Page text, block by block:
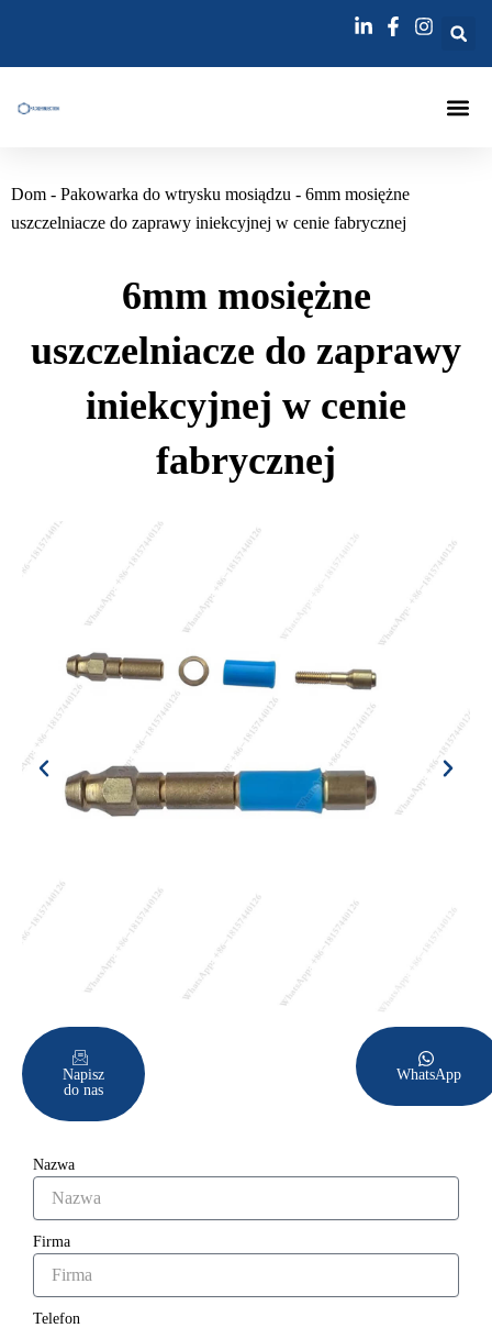
treści
Dom - Pakowarka do wtrysku mosiądzu - 6mm mosiężne
uszczelniacze do zaprawy iniekcyjnej w cenie fabrycznej
6mm mosiężne
uszczelniacze do zaprawy
iniekcyjnej w cenie
fabrycznej
Napisz
do nas
WhatsApp
Nazwa
Firma
Telefon